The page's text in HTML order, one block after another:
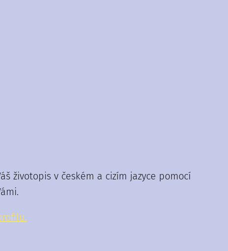
životopis v českém a cizím jazyce pomocí